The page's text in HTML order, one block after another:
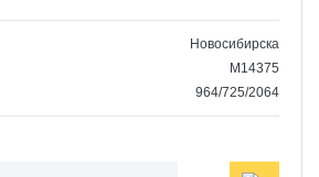
Новосибирска
M14375
964/725/2064